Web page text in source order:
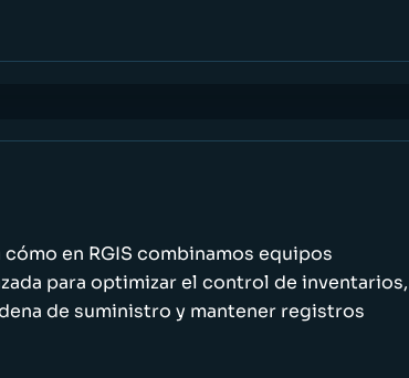
en RGIS combinamos equipos
para optimizar el control de inventarios,
de suministro y mantener registros